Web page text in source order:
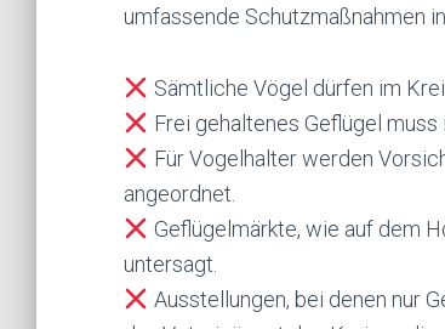
umfassende Schutzmaßnahmen
Sämtliche Vögel dürfen im
Frei gehaltenes Geflügel
Für Vogelhalter werden
angeordnet.
Geflügelmärkte, wie auf dem
untersagt.
Ausstellungen, bei denen nur